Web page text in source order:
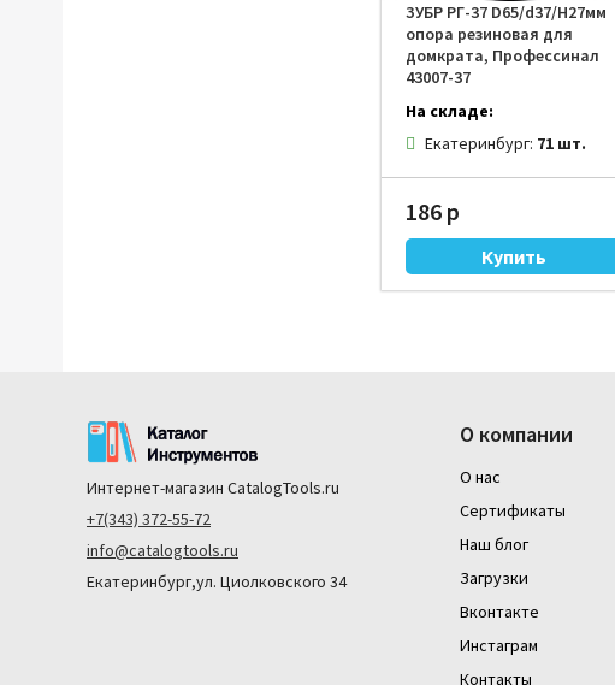
ЗУБР РГ-37 D65/d37/H27мм
опора резиновая для
домкрата, Профессинал
43007-37
На складе:
Екатеринбург: 71 шт.
186 р
Интернет-магазин CatalogTools.ru
+7(343) 372-55-72
info@catalogtools.ru
Екатеринбург,ул. Циолковского 34
О компании
О нас
Сертификаты
Наш блог
Загрузки
Вконтакте
Инстаграм
Контакты